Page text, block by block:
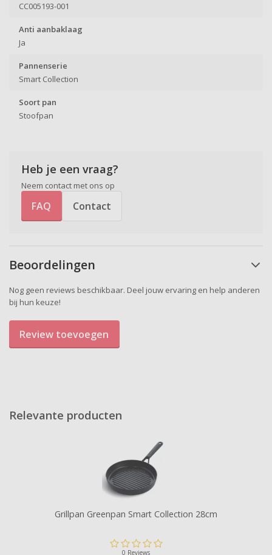
Heb je een vraag?
Neem contact met ons op
FAQ Contact
CC005193-001
Anti aanbaklaag
Ja
Pannenserie
Smart Collection
Soort pan
Stoofpan
Beoordelingen
Nog geen reviews beschikbaar. Deel jouw ervaring en help anderen
bij hun keuze!
Review toevoegen
Relevante producten
Grillpan Greenpan Smart Collection 28cm
0 Reviews